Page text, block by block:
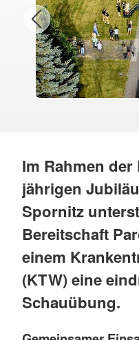
Im Rahmen der
jährigen
Spornitz
Bereitschaft
einem
(KTW) eine
Schauübung.